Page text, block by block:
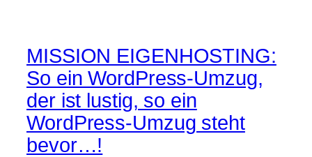
MISSION EIGENHOSTING:
So ein WordPress-Umzug,
der ist lustig, so ein
WordPress-Umzug steht
bevor…!